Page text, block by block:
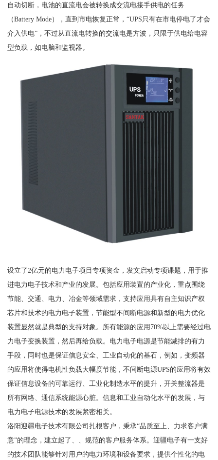
自动切断，电池的直流电会被转换成交流电接手供电的任务
（Battery Mode），直到市电恢复正常，“UPS只有在市电停电了才会
介入供电”，不过从直流电转换的交流电是方波，只限于供电给电容
型负载，如电脑和监视器。
设立了2亿元的电力电子项目专项资金，发文启动专项课题，用于推
进电力电子技术和产业的发展。包括应用装置的产业化，重点围绕
节能、交通、电力、冶金等领域需求，支持应用具有自主知识产权
芯片和技术的电力电子装置，节能型不间断电源和新型的电力优化
装置显然就是典型的支持对象。所有能源的应用70%以上需要经过电
力电子变换装置，然后再给负载。电力电子电源是节能减排的有力
手段，同时也是保证信息安全、工业自动化的基石，例如，变频器
的应用将使得电机性负载大幅度节能，不间断电源UPS的应用将有效
保证信息设备的可靠运行、工业化制造水平的提升，开关整流器是
所有网络、通信系统能源心脏。信息和工业自动化水平的发展，与
电力电子电源技术的发展紧密相关。
洛阳迎疆电子技术有限公司扎根客户，秉承“品质至上、力求客户满
意”的理念，建立起了、、规范的客户服务体系。迎疆电子有一支好
的技术团队能够针对用户的电力环境和设备要求，提供个性化的电